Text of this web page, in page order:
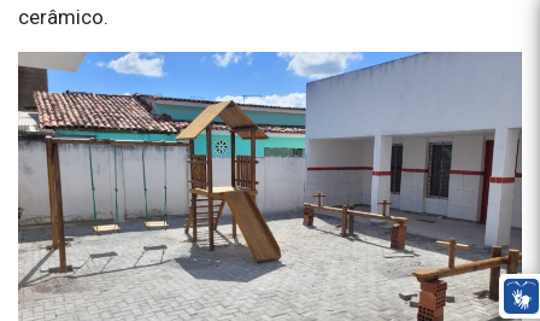
cerâmico.